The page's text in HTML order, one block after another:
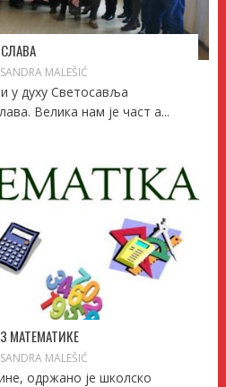
SANDRA MALEŠIĆ
у духу Светосавља
Велика нам је част а...
МАТЕМАТИКЕ
SANDRA MALEŠIĆ
одржано је школско